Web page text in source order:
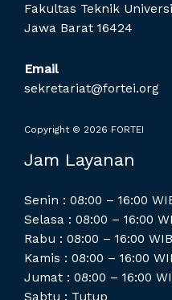
Fakultas Teknik
Jawa Barat 16424
Email
sekretariat@fortei.org
Copyright © 2026 FORTEI
Jam Layanan
Senin : 08:00 – 16:00
Selasa : 08:00 – 16:00
Rabu : 08:00 – 16:00 WIB
Kamis : 08:00 – 16:00
Jumat : 08:00 – 16:00
Sabtu : Tutup